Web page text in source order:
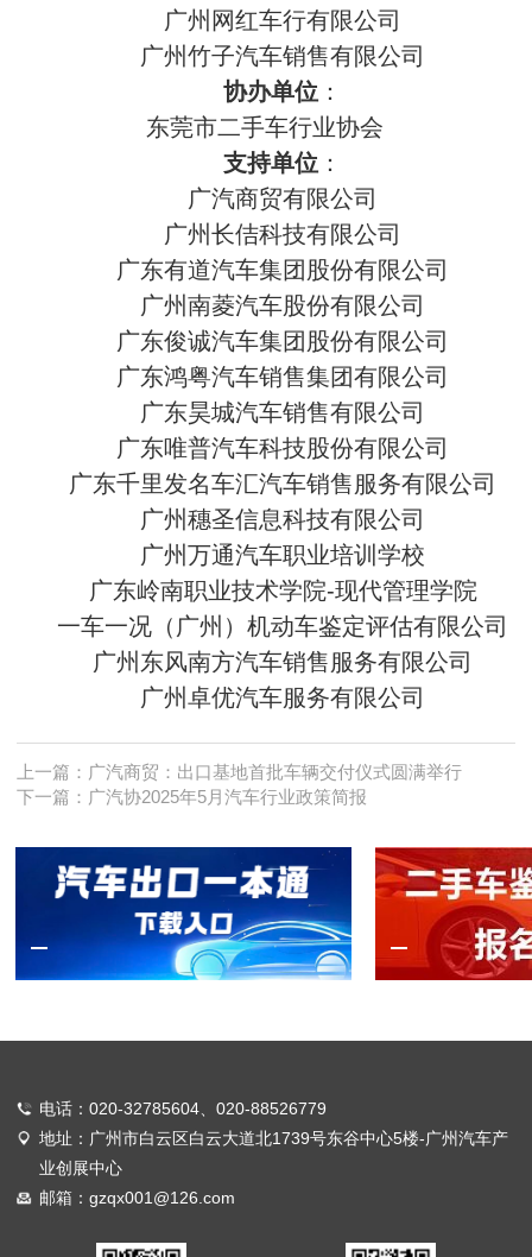
广州网红车行有限公司
广州竹子汽车销售有限公司
协办单位 ：
东莞市二手车行业协会
支持单位 ：
广汽商贸有限公司
广州长佶科技有限公司
广东有道汽车集团股份有限公司
广州南菱汽车股份有限公司
广东俊诚汽车集团股份有限公司
广东鸿粤汽车销售集团有限公司
广东昊城汽车销售有限公司
广东唯普汽车科技股份有限公司
广东千里发名车汇汽车销售服务有限公司
广州穗圣信息科技有限公司
广州万通汽车职业培训学校
广东岭南职业技术学院-现代管理学院
一车一况（广州）机动车鉴定评估有限公司
广州东风南方汽车销售服务有限公司
广州卓优汽车服务有限公司
上一篇： 广汽商贸：出口基地首批车辆交付仪式圆满举行
下一篇： 广汽协2025年5月汽车行业政策简报
电话：020-32785604、020-88526779
地址：广州市白云区白云大道北1739号东谷中心5楼-广州汽车产
业创展中心
邮箱：gzqx001@126.com